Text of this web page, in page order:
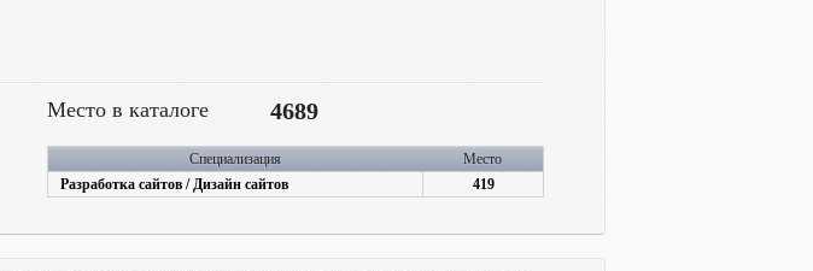
Место в каталоге 4689
Специализация
Место
Разработка сайтов / Дизайн сайтов
419